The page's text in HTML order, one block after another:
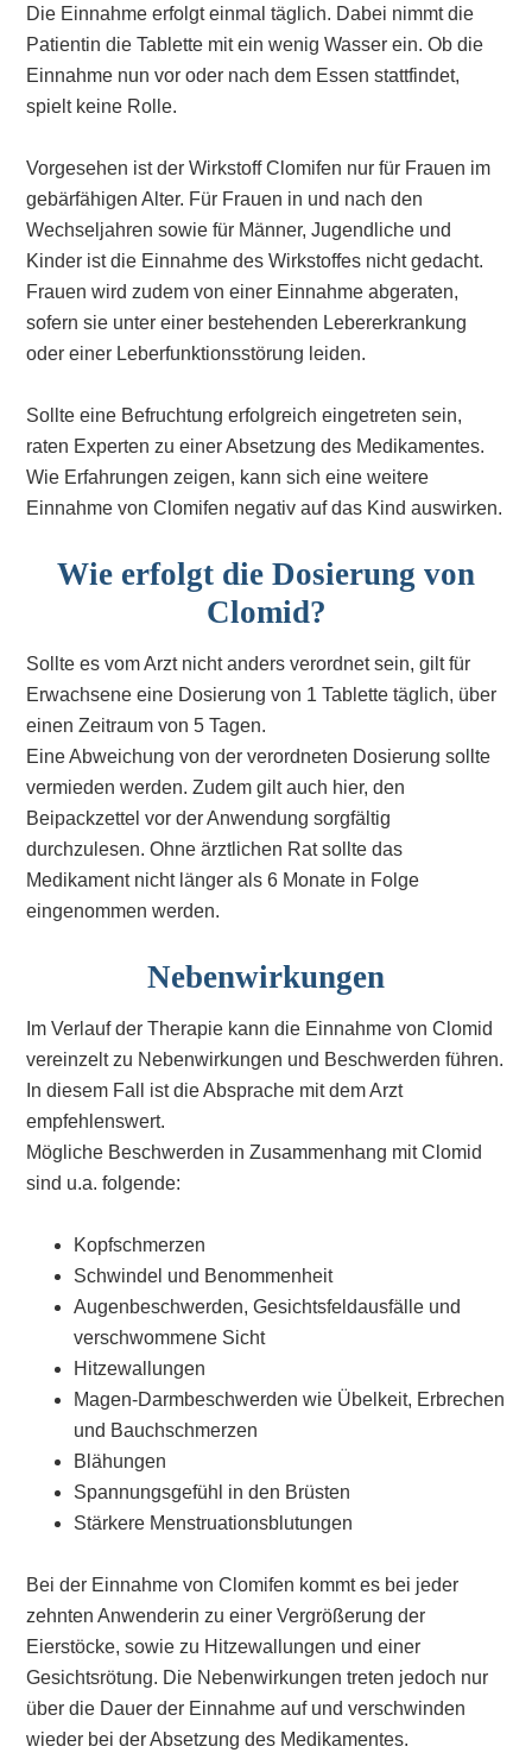
Die Einnahme erfolgt einmal täglich. Dabei nimmt die
Patientin die Tablette mit ein wenig Wasser ein. Ob die
Einnahme nun vor oder nach dem Essen stattfindet,
spielt keine Rolle.
Vorgesehen ist der Wirkstoff Clomifen nur für Frauen im
gebärfähigen Alter. Für Frauen in und nach den
Wechseljahren sowie für Männer, Jugendliche und
Kinder ist die Einnahme des Wirkstoffes nicht gedacht.
Frauen wird zudem von einer Einnahme abgeraten,
sofern sie unter einer bestehenden Lebererkrankung
oder einer Leberfunktionsstörung leiden.
Sollte eine Befruchtung erfolgreich eingetreten sein,
raten Experten zu einer Absetzung des Medikamentes.
Wie Erfahrungen zeigen, kann sich eine weitere
Einnahme von Clomifen negativ auf das Kind auswirken.
Wie erfolgt die Dosierung von
Clomid?
Sollte es vom Arzt nicht anders verordnet sein, gilt für
Erwachsene eine Dosierung von 1 Tablette täglich, über
einen Zeitraum von 5 Tagen.
Eine Abweichung von der verordneten Dosierung sollte
vermieden werden. Zudem gilt auch hier, den
Beipackzettel vor der Anwendung sorgfältig
durchzulesen. Ohne ärztlichen Rat sollte das
Medikament nicht länger als 6 Monate in Folge
eingenommen werden.
Nebenwirkungen
Im Verlauf der Therapie kann die Einnahme von Clomid
vereinzelt zu Nebenwirkungen und Beschwerden führen.
In diesem Fall ist die Absprache mit dem Arzt
empfehlenswert.
Mögliche Beschwerden in Zusammenhang mit Clomid
sind u.a. folgende:
Kopfschmerzen
Schwindel und Benommenheit
Augenbeschwerden, Gesichtsfeldausfälle und
verschwommene Sicht
Hitzewallungen
Magen-Darmbeschwerden wie Übelkeit, Erbrechen
und Bauchschmerzen
Blähungen
Spannungsgefühl in den Brüsten
Stärkere Menstruationsblutungen
Bei der Einnahme von Clomifen kommt es bei jeder
zehnten Anwenderin zu einer Vergrößerung der
Eierstöcke, sowie zu Hitzewallungen und einer
Gesichtsrötung. Die Nebenwirkungen treten jedoch nur
über die Dauer der Einnahme auf und verschwinden
wieder bei der Absetzung des Medikamentes.